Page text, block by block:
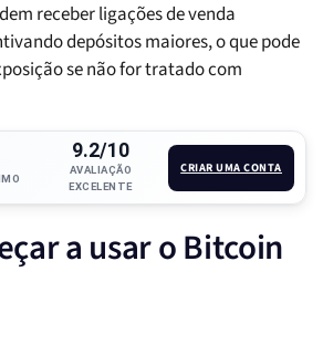
receber ligações de venda
depósitos maiores, o que pode
se não for tratado com
9.2/10
AVALIAÇÃO
EXCELENTE
CRIAR UMA CONTA
a usar o Bitcoin